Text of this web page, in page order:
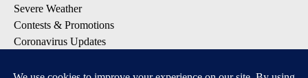
Severe Weather
Contests & Promotions
Coronavirus Updates